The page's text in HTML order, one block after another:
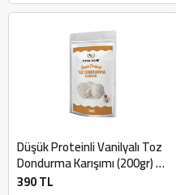
Düşük Proteinli Vanilyalı Toz
Dondurma Karışımı (200gr) -
Mayalı Hane
390 TL